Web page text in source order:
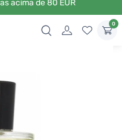
acima de 80 EUR
0